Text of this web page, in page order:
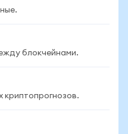
блокчейнами.
криптопрогнозов.